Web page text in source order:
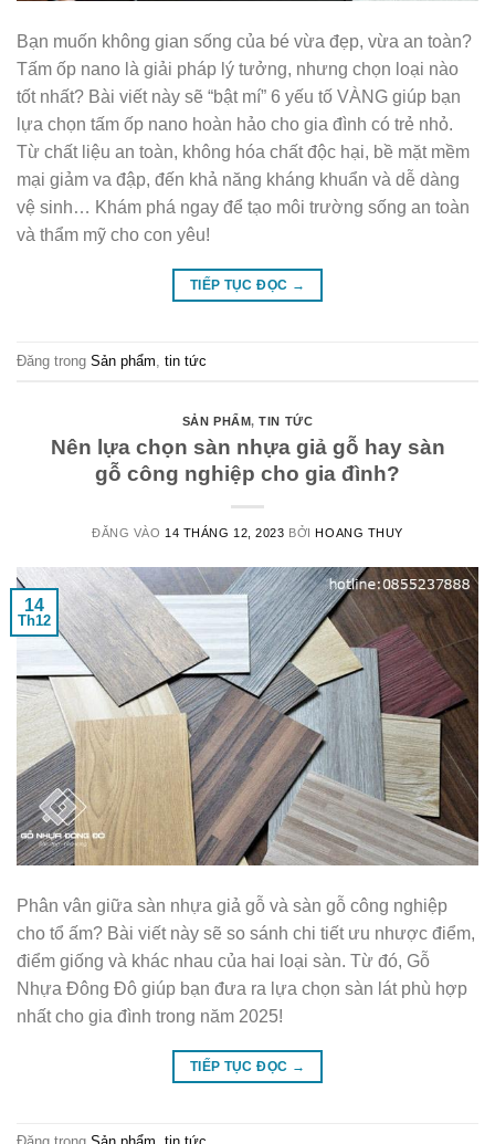
Bạn muốn không gian sống của bé vừa đẹp, vừa an toàn?
Tấm ốp nano là giải pháp lý tưởng, nhưng chọn loại nào
tốt nhất? Bài viết này sẽ “bật mí” 6 yếu tố VÀNG giúp bạn
lựa chọn tấm ốp nano hoàn hảo cho gia đình có trẻ nhỏ.
Từ chất liệu an toàn, không hóa chất độc hại, bề mặt mềm
mại giảm va đập, đến khả năng kháng khuẩn và dễ dàng
vệ sinh… Khám phá ngay để tạo môi trường sống an toàn
và thẩm mỹ cho con yêu!
TIẾP TỤC ĐỌC →
Đăng trong Sản phẩm tin tức
SẢN PHẨM,TIN TỨC
Nên lựa chọn sàn nhựa giả gỗ hay sàn
gỗ công nghiệp cho gia đình?
ĐĂNG VÀO 14 THÁNG 12, 2023 BỞIHOANG THUY
14
Th12
Phân vân giữa sàn nhựa giả gỗ và sàn gỗ công nghiệp
cho tổ ấm? Bài viết này sẽ so sánh chi tiết ưu nhược điểm,
điểm giống và khác nhau của hai loại sàn. Từ đó, Gỗ
Nhựa Đông Đô giúp bạn đưa ra lựa chọn sàn lát phù hợp
nhất cho gia đình trong năm 2025!
TIẾP TỤC ĐỌC →